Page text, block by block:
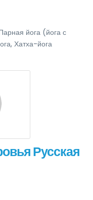
йога (йога с
Хатха-йога
Русская